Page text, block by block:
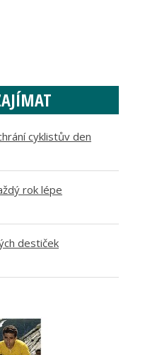
cyklistův den
rok lépe
destiček